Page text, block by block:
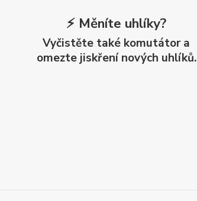
⚡ Měníte uhlíky?
Vyčistěte také komutátor a
omezte jiskření nových uhlíků.